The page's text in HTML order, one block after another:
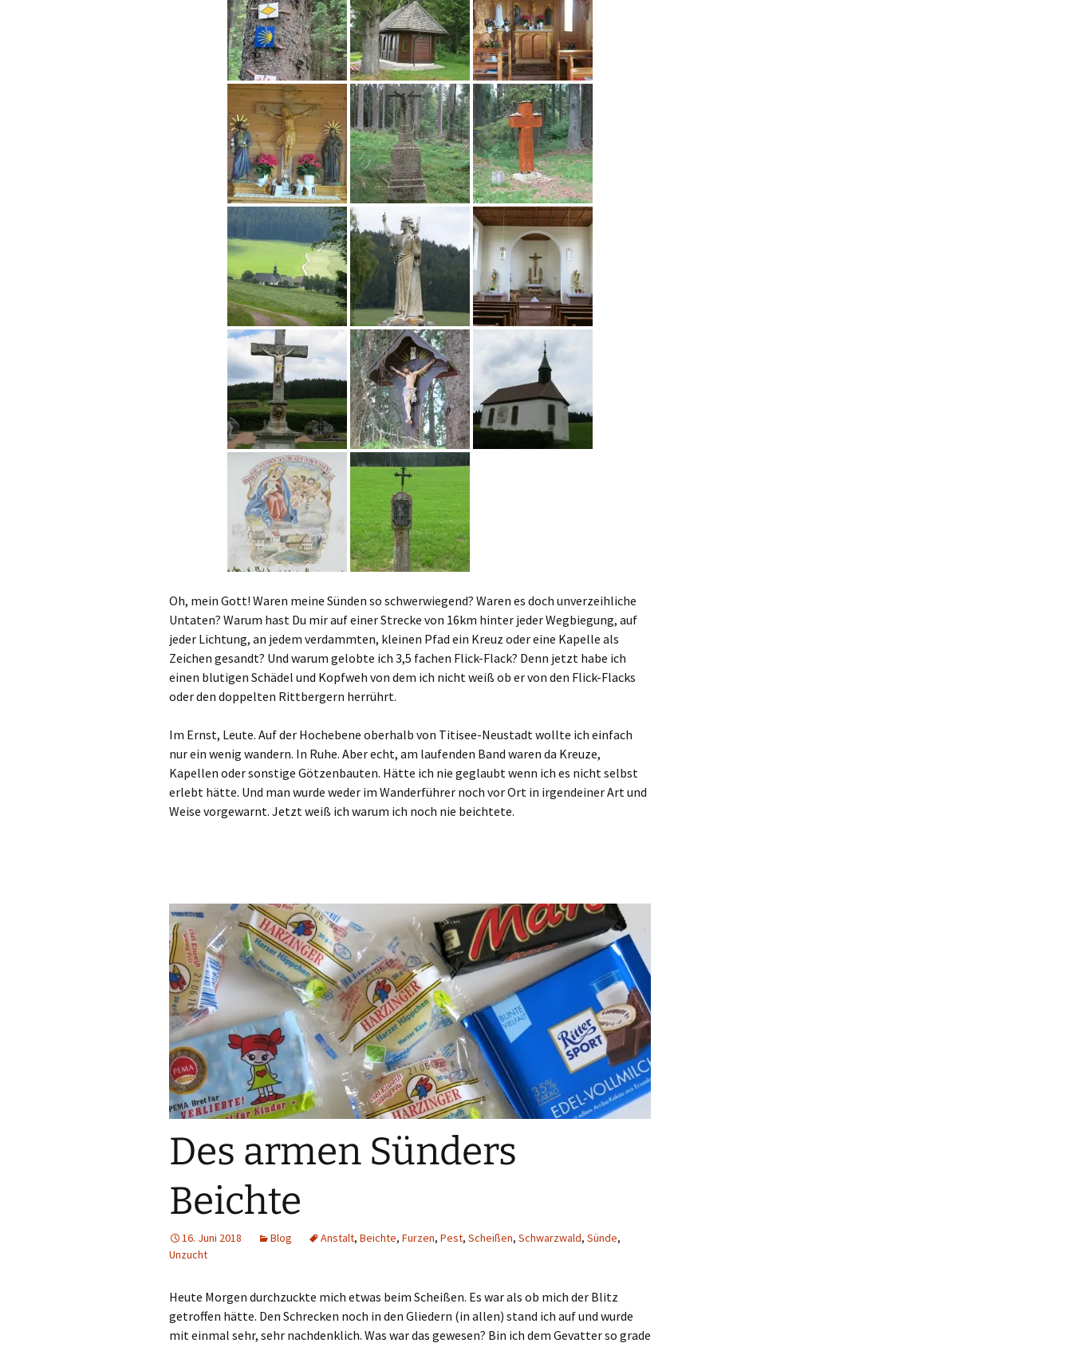
Oh, mein Gott! Waren meine Sünden so schwerwiegend? Waren es doch unverzeihliche
Untaten? Warum hast Du mir auf einer Strecke von 16km hinter jeder Wegbiegung, auf
jeder Lichtung, an jedem verdammten, kleinen Pfad ein Kreuz oder eine Kapelle als
Zeichen gesandt? Und warum gelobte ich 3,5 fachen Flick-Flack? Denn jetzt habe ich
einen blutigen Schädel und Kopfweh von dem ich nicht weiß ob er von den Flick-Flacks
oder den doppelten Rittbergern herrührt.
Im Ernst, Leute. Auf der Hochebene oberhalb von Titisee-Neustadt wollte ich einfach
nur ein wenig wandern. In Ruhe. Aber echt, am laufenden Band waren da Kreuze,
Kapellen oder sonstige Götzenbauten. Hätte ich nie geglaubt wenn ich es nicht selbst
erlebt hätte. Und man wurde weder im Wanderführer noch vor Ort in irgendeiner Art und
Weise vorgewarnt. Jetzt weiß ich warum ich noch nie beichtete.
Des armen Sünders
Beichte
16. Juni 2018 Blog Anstalt, Beichte, Furzen, Pest, Scheißen, Schwarzwald, Sünde,
Unzucht
Heute Morgen durchzuckte mich etwas beim Scheißen. Es war als ob mich der Blitz
getroffen hätte. Den Schrecken noch in den Gliedern (in allen) stand ich auf und wurde
mit einmal sehr, sehr nachdenklich. Was war das gewesen? Bin ich dem Gevatter so grade